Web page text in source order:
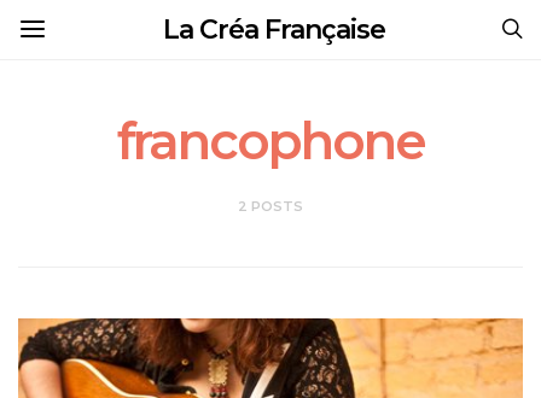
La Créa Française
francophone
2 POSTS